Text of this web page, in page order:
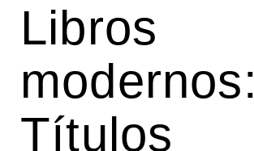
Libros
modernos:
Títulos